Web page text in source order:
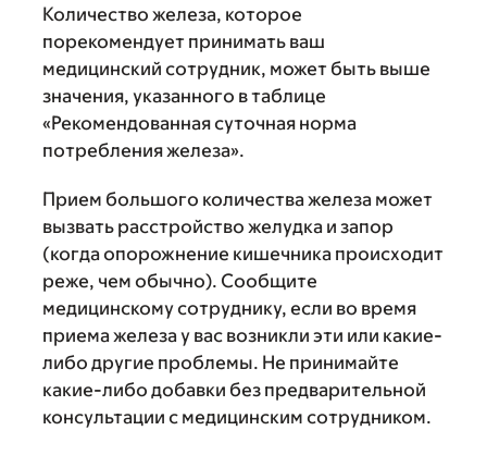
Количество железа, которое
порекомендует принимать ваш
медицинский сотрудник, может быть выше
значения, указанного в таблице
«Рекомендованная суточная норма
потребления железа».
Прием большого количества железа может
вызвать расстройство желудка и запор
(когда опорожнение кишечника происходит
реже, чем обычно). Сообщите
медицинскому сотруднику, если во время
приема железа у вас возникли эти или какие-
либо другие проблемы. Не принимайте
какие-либо добавки без предварительной
консультации с медицинским сотрудником.